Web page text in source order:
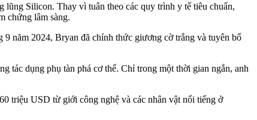
lũng Silicon. Thay vì tuân theo các quy trình y tế tiêu chuẩn,
chứng lâm sàng.
năm 2024, Bryan đã chính thức giương cờ trắng và tuyên bố
tác dụng phụ tàn phá cơ thể. Chỉ trong một thời gian ngắn, anh
triệu USD từ giới công nghệ và các nhân vật nổi tiếng ở